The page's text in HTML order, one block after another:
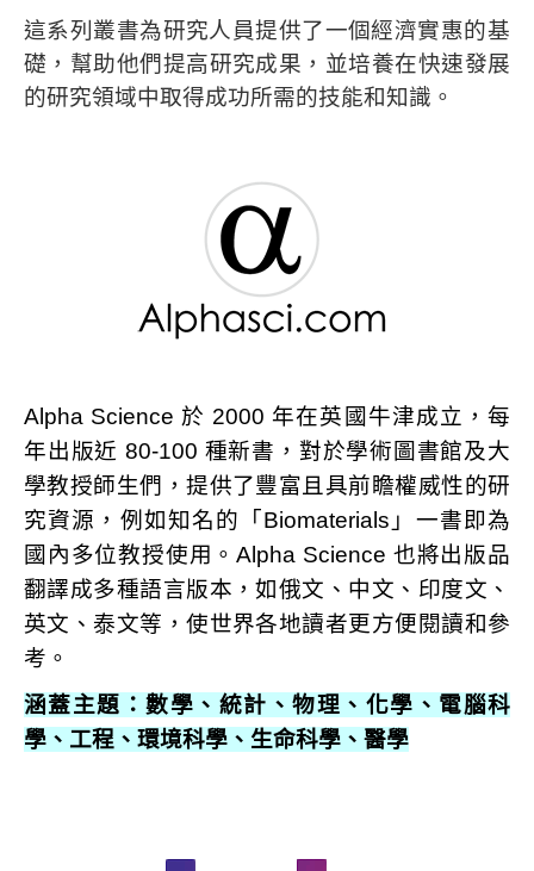
這系列叢書為研究人員提供了一個經濟實惠的基
礎，幫助他們提高研究成果，並培養在快速發展
的研究領域中取得成功所需的技能和知識。
Alpha Science 於 2000 年在英國牛津成立，每
年出版近 80-100 種新書，對於學術圖書館及大
學教授師生們，提供了豐富且具前瞻權威性的研
究資源，例如知名的「Biomaterials」一書即為
國內多位教授使用。Alpha Science 也將出版品
翻譯成多種語言版本，如俄文、中文、印度文、
英文、泰文等，使世界各地讀者更方便閱讀和參
考。
涵蓋主題：數學、統計、物理、化學、電腦科
學、工程、環境科學、生命科學、醫學